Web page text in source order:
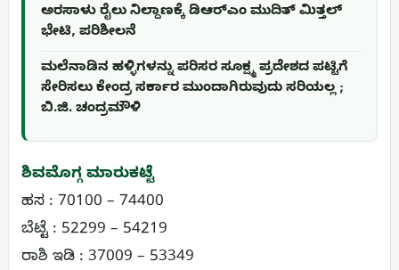
ಅರಸಾಳು ರೈಲು ನಿಲ್ದಾಣಕ್ಕೆ ಡಿಆರ್‌ಎಂ ಮುದಿತ್ ಮಿತ್ತಲ್
ಭೇಟಿ, ಪರಿಶೀಲನೆ
ಮಲೆನಾಡಿನ ಹಳ್ಳಿಗಳನ್ನು ಪರಿಸರ ಸೂಕ್ಷ್ಮ ಪ್ರದೇಶದ ಪಟ್ಟಿಗೆ
ಸೇರಿಸಲು ಕೇಂದ್ರ ಸರ್ಕಾರ ಮುಂದಾಗಿರುವುದು ಸರಿಯಲ್ಲ ;
ಬಿ.ಜಿ. ಚಂದ್ರಮೌಳಿ
ಶಿವಮೊಗ್ಗ ಮಾರುಕಟ್ಟೆ
ಹಸ : 70100 – 74400
ಬೆಟ್ಟೆ : 52299 – 54219
ರಾಶಿ ಇಡಿ : 37009 – 53349